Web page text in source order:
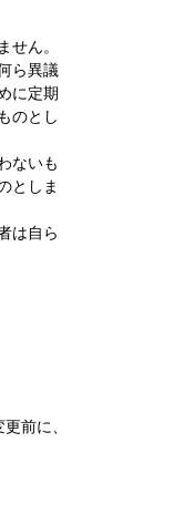
せん。
ら異議
に定期
のとし
ないも
としま
は自ら
前に、